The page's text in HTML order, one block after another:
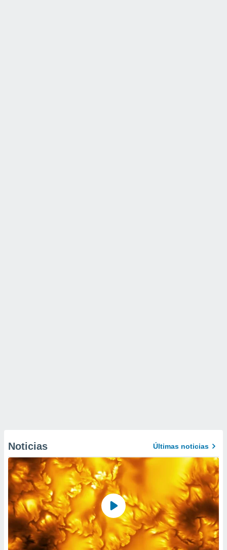
Noticias Últimas noticias